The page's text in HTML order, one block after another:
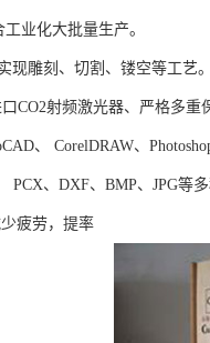
业化大批量生产。
现雕刻、切割、镂空等工艺。
CO2射频激光器、严格多重
、 CorelDRAW、
PCX、DXF、BMP、JPG
疲劳，提率